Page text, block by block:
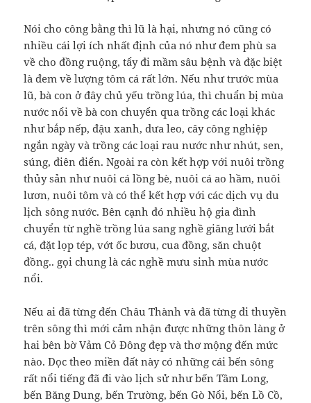
Nói cho công bằng thì lũ là hại, nhưng nó cũng có
nhiều cái lợi ích nhất định của nó như đem phù sa
về cho đồng ruộng, tẩy đi mầm sâu bệnh và đặc biệt
là đem về lượng tôm cá rất lớn. Nếu như trước mùa
lũ, bà con ở đây chủ yếu trồng lúa, thì chuẩn bị mùa
nước nổi về bà con chuyển qua trồng các loại khác
như bắp nếp, đậu xanh, dưa leo, cây công nghiệp
ngắn ngày và trồng các loại rau nước như nhút, sen,
súng, điên điển. Ngoài ra còn kết hợp với nuôi trồng
thủy sản như nuôi cá lồng bè, nuôi cá ao hầm, nuôi
lươn, nuôi tôm và có thể kết hợp với các dịch vụ du
lịch sông nước. Bên cạnh đó nhiều hộ gia đình
chuyển từ nghề trồng lúa sang nghề giăng lưới bắt
cá, đặt lọp tép, vớt ốc bươu, cua đồng, săn chuột
đồng.. gọi chung là các nghề mưu sinh mùa nước
nổi.
Nếu ai đã từng đến Châu Thành và đã từng đi thuyền
trên sông thì mới cảm nhận được những thôn làng ở
hai bên bờ Vảm Cỏ Đông đẹp và thơ mộng đến mức
nào. Dọc theo miền đất này có những cái bến sông
rất nổi tiếng đã đi vào lịch sử như bến Tầm Long,
bến Băng Dung, bến Trường, bến Gò Nổi, bến Lồ Cồ,